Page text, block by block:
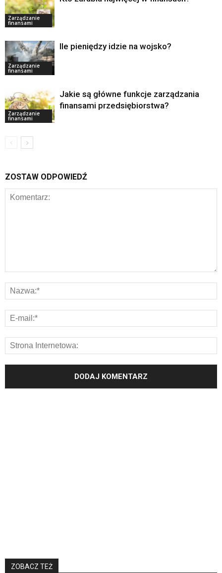
Zarządzanie
finansami
Zarządzanie
finansami
Ile pieniędzy idzie na wojsko?
Zarządzanie
finansami
Jakie są główne funkcje zarządzania
finansami przedsiębiorstwa?
ZOSTAW ODPOWIEDŹ
ZOBACZ TEŻ